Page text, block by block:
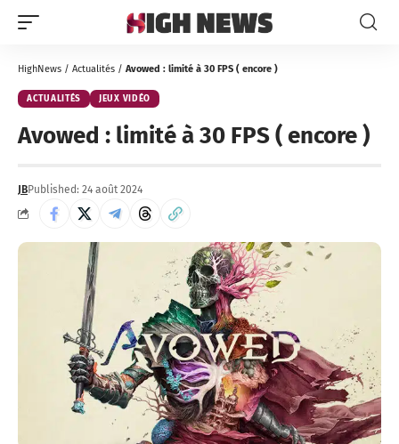
HighNews / Actualités / Avowed : limité à 30 FPS ( encore )
ACTUALITÉS JEUX VIDÉO
Avowed : limité à 30 FPS ( encore )
JBPublished: 24 août 2024